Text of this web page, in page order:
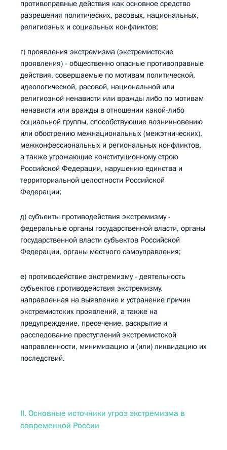
противоправные действия как основное средство
разрешения политических, расовых, национальных,
религиозных и социальных конфликтов;
г) проявления экстремизма (экстремистские
проявления) - общественно опасные противоправные
действия, совершаемые по мотивам политической,
идеологической, расовой, национальной или
религиозной ненависти или вражды либо по мотивам
ненависти или вражды в отношении какой-либо
социальной группы, способствующие возникновению
или обострению межнациональных (межэтнических),
межконфессиональных и региональных конфликтов,
а также угрожающие конституционному строю
Российской Федерации, нарушению единства и
территориальной целостности Российской
Федерации;
д) субъекты противодействия экстремизму -
федеральные органы государственной власти, органы
государственной власти субъектов Российской
Федерации, органы местного самоуправления;
е) противодействие экстремизму - деятельность
субъектов противодействия экстремизму,
направленная на выявление и устранение причин
экстремистских проявлений, а также на
предупреждение, пресечение, раскрытие и
расследование преступлений экстремистской
направленности, минимизацию и (или) ликвидацию их
последствий.
II. Основные источники угроз экстремизма в
современной России